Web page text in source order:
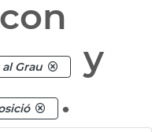
Grau
y
.